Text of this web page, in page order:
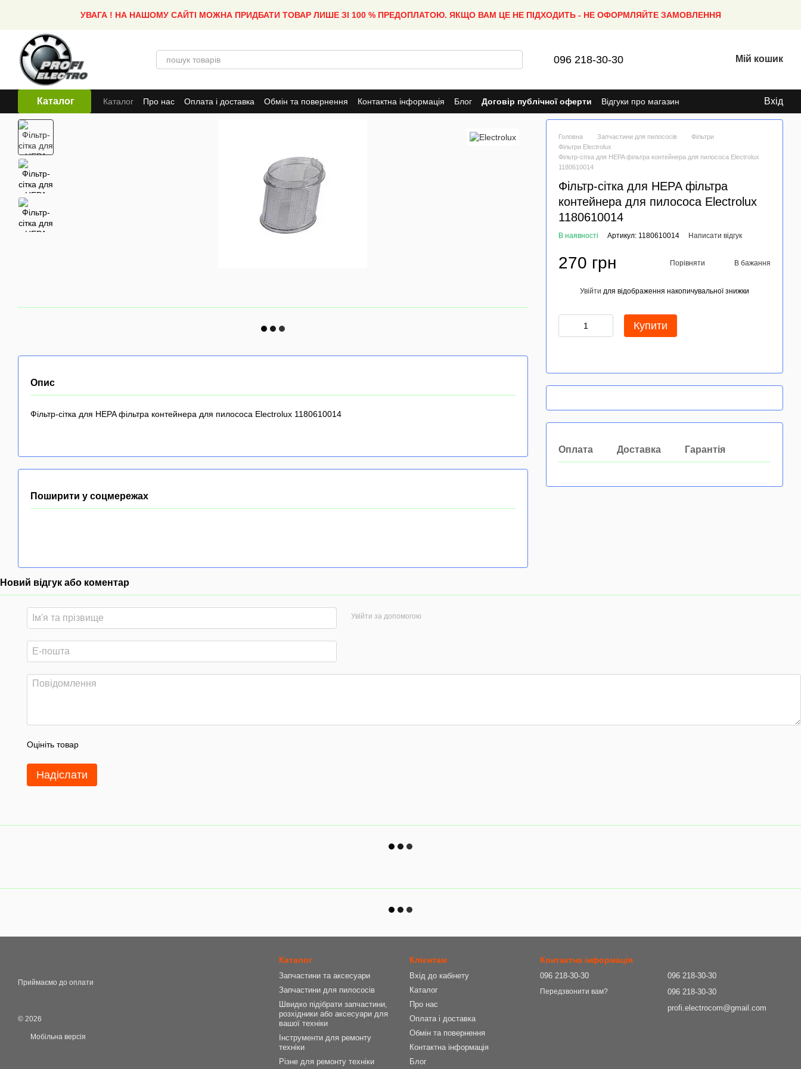
УВАГА ! НА НАШОМУ САЙТІ МОЖНА ПРИДБАТИ ТОВАР ЛИШЕ ЗІ 100 % ПРЕДОПЛАТОЮ. ЯКЩО ВАМ ЦЕ НЕ ПІДХОДИТЬ - НЕ ОФОРМЛЯЙТЕ ЗАМОВЛЕННЯ
096 218-30-30 Мій кошик
Каталог Каталог Про нас Оплата і доставка Обмін та повернення Контактна інформація Блог Договір публічної оферти Відгуки про магазин Вхід
Головна Запчастини для пилососів
Фільтри
Фільтри Electrolux
Фільтр-сітка для HEPA фільтра контейнера для пилососа Electrolux
1180610014
Фільтр-сітка для HEPA фільтра
контейнера для пилососа Electrolux
1180610014
В наявності Артикул: 1180610014 Написати відгук
270 грн Порівняти В бажання
Увійти для відображення накопичувальної знижки
Купити
Оплата Доставка Гарантія
Опис
Фільтр-сітка для HEPA фільтра контейнера для пилососа Electrolux 1180610014
Поширити у соцмережах
Новий відгук або коментар
Увійти за допомогою
Оцініть товар
Надіслати
Приймаємо до оплати
© 2026
Мобільна версія
Каталог
Запчастини та аксесуари
Запчастини для пилососів
Швидко підібрати запчастини,
розхідники або аксесуари для
вашої техніки
Інструменти для ремонту
техніки
Різне для ремонту техніки
Клієнтам
Вхід до кабінету
Каталог
Про нас
Оплата і доставка
Обмін та повернення
Контактна інформація
Блог
Контактна інформація
096 218-30-30
Передзвонити вам?
096 218-30-30
096 218-30-30
profi.electrocom@gmail.com